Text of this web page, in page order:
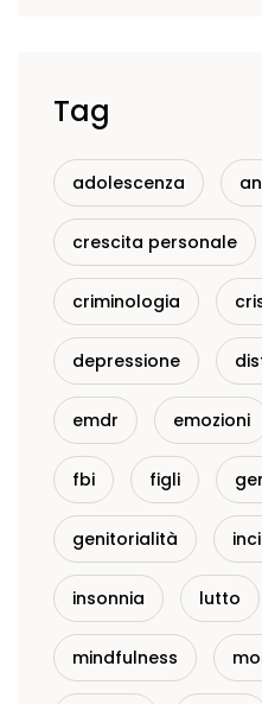
Tag
adolescenza
crescita personale
criminologia
depressione
emdr emozioni
fbi figli
genitorialità
insonnia lutto
mindfulness